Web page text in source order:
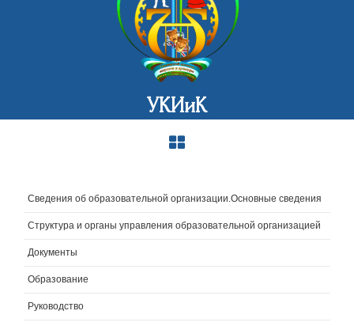
УКИиК
Сведения об образовательной организации.Основные сведения
Структура и органы управления образовательной организацией
Документы
Образование
Руководство